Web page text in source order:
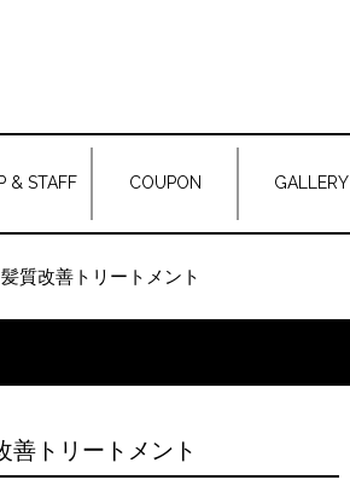
& STAFF COUPON GALLERY
質改善トリートメント
善トリートメント